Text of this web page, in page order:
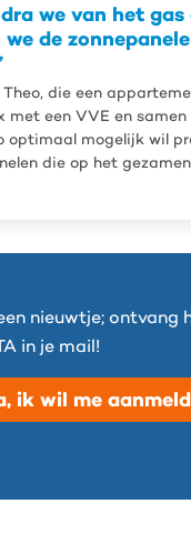
we van het
de
Theo, die een
met een VVE en
optimaal mogelijk wil
die op het
nieuwtje; ontvang
in je mail!
ik wil me